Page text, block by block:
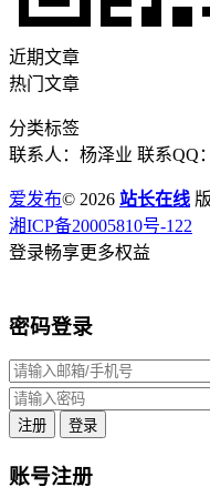
近期文章
热门文章
分类标签
联系人：杨泽业 联系QQ
爱发布© 2026 站长在线
湘ICP备20005810号-122
登录畅享更多权益
密码登录
注册 登录
账号注册